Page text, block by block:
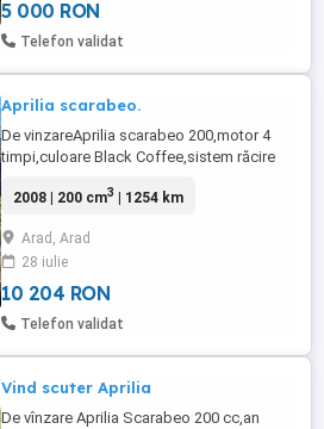
5 000 RON
Telefon validat
Aprilia scarabeo.
De vinzareAprilia scarabeo 200,motor 4
timpi,culoare Black Coffee,sistem răcire
electric,14 KW,19hp,suspensie hidraulica
amortizoare,anvelope michelin în stare
foarte bună,frine disc,greutate 154
kg,înmatriculat,ITP valabil și asigurare.Pret
2008 | 200 cm3 | 1254 km
Arad, Arad
28 iulie
10 204 RON
Telefon validat
Vind scuter Aprilia
De vînzare Aprilia Scarabeo 200 cc,an